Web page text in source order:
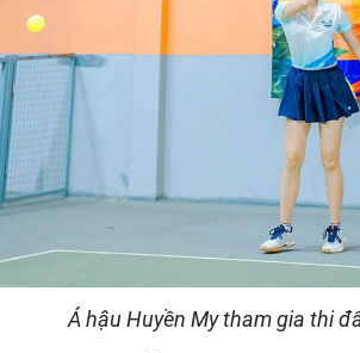
Á hậu Huyền My tham gia thi